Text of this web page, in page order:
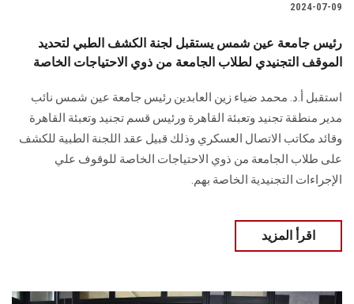
2024-07-09
رئيس جامعة عين شمس يستقبل لجنة الكشف الطبي لتحديد
الموقف التجنيدي لطلاب الجامعة من ذوي الاحتياجات الخاصة
استقبل أ.د. محمد ضياء زين العابدين رئيس جامعة عين شمس ‏نائب
مدير منطقة تجنيد وتعبئة القاهرة ورئيس قسم تجنيد وتعبئة ‏القاهرة
وقائد مكاتب الاتصال العسكري وذلك قبيل عقد اللجنة الطبية للكشف
على طلاب الجامعة من ذوي الاحتياجات الخاصة للوقوف علي
الإجراءات التجنيدية الخاصة بهم‎ .‎
اقرأ المزيد